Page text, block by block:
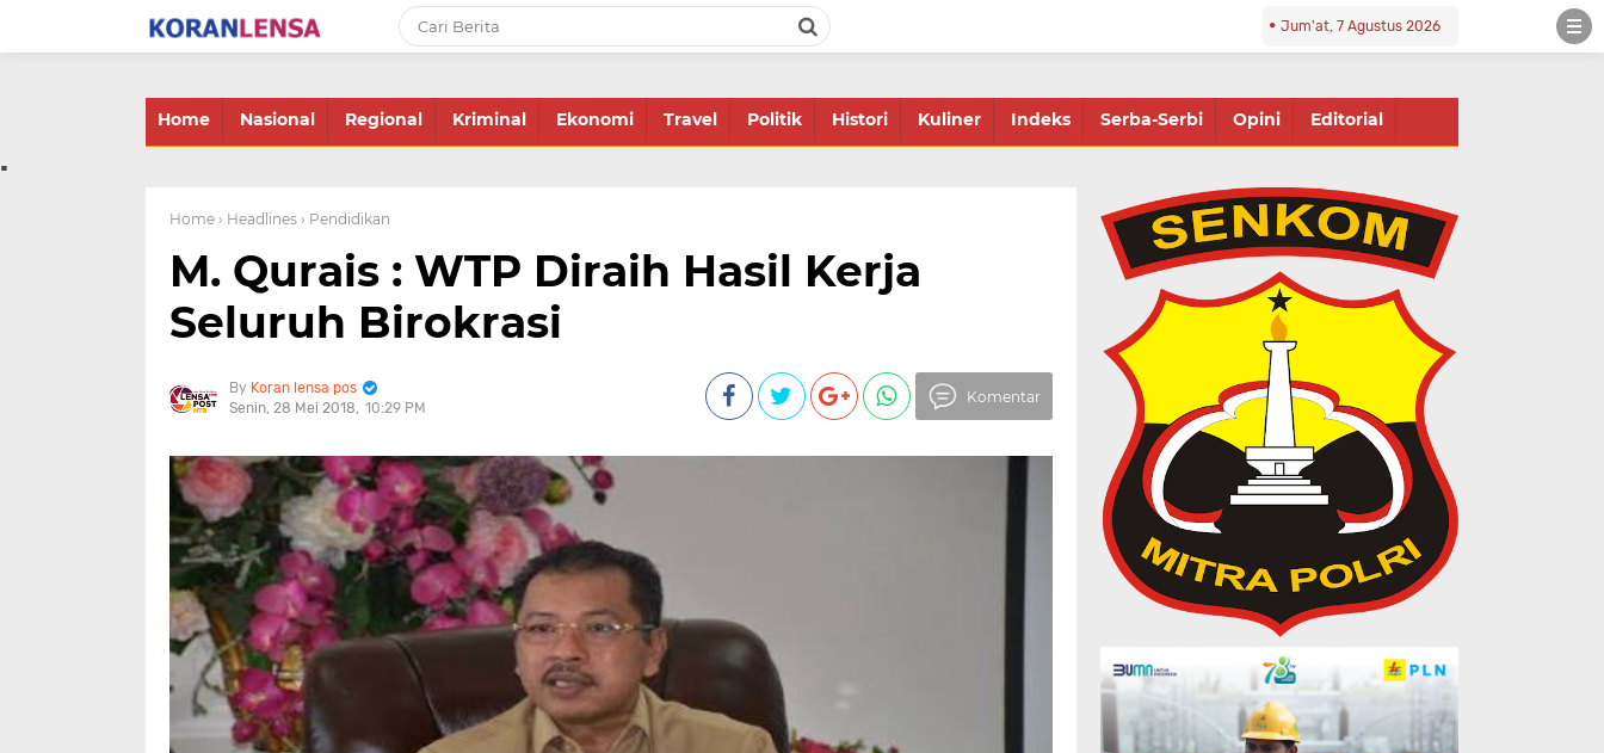
Jum'at, 7 Agustus 2026
Home Nasional Regional Kriminal Ekonomi Travel Politik Histori Kuliner Indeks Serba-Serbi Opini Editorial
.
Home › Headlines › Pendidikan
M. Qurais : WTP Diraih Hasil Kerja
Seluruh Birokrasi
Koran lensa pos
Senin, 28 Mei 2018
10:29 PM
Komentar